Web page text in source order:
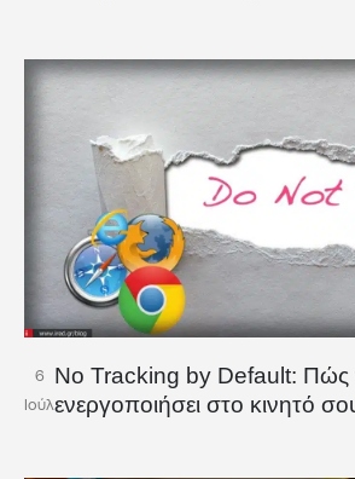
6
Ιούλ
No Tracking by Default: Πώς
ενεργοποιήσει στο κινητό